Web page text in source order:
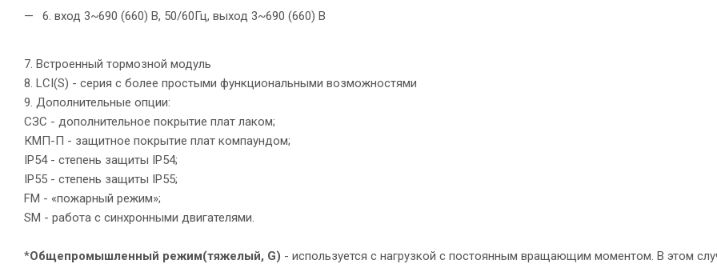
6. вход 3~690 (660) В, 50/60Гц, выход 3~690 (660) В
7. Встроенный тормозной модуль
8. LCI(S) - серия с более простыми функциональными возможностями
9. Дополнительные опции:
СЗС - дополнительное покрытие плат лаком;
КМП-П - защитное покрытие плат компаундом;
IP54 - степень защиты IP54;
IP55 - степень защиты IP55;
FM - «пожарный режим»;
SM - работа с синхронными двигателями.
*Общепромышленный режим(тяжелый, G) - используется с нагрузкой с постоянным вращающим моментом. В этом